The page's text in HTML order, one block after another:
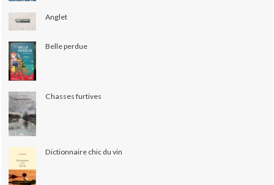
Anglet
Belle perdue
Chasses furtives
Dictionnaire chic du vin